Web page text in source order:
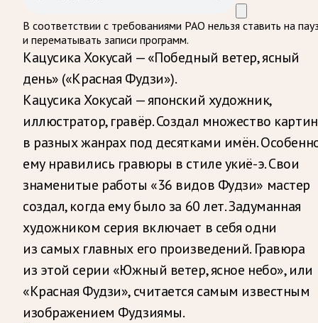
В соответствии с требованиями РАО нельзя ставить на
и перематывать записи программ.
Кацусика Хокусай — «Победный ветер, ясный
день» («Красная Фудзи»).
Кацусика Хокусай — японский художник,
иллюстратор, гравёр. Создал множество картин
в разных жанрах под десятками имён.
ему нравились гравюры в стиле укиё-э. Свои
знаменитые работы «36 видов Фудзи» мастер
создал, когда ему было за 60 лет. Задуманная
художником серия включает в себя одни
из самых главных его произведений. Гравюра
из этой серии «Южный ветер, ясное небо», или
«Красная Фудзи», считается самым известным
изображением Фудзиямы.